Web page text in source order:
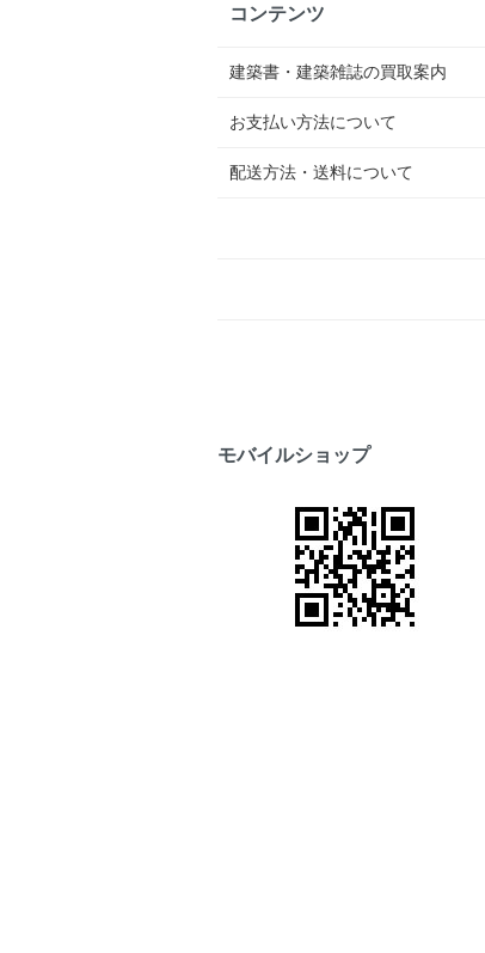
コンテンツ
建築書・建築雑誌の買取案内
お支払い方法について
配送方法・送料について
モバイルショップ